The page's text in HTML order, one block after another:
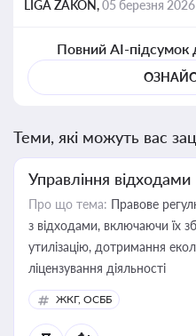
LIGA ZAKON,05 березня 2026
Повний AI-підсумок
Теми, які можуть вас
Управління відходами
Про що тема: Правове
з відходами, включаючи їх
утилізацію, дотримання
ліцензування діяльності
ЖКГ, ОСББ